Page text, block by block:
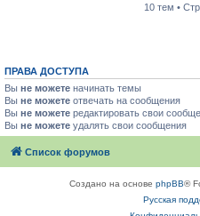
10 тем •
ПРАВА ДОСТУПА
Вы не можете начинать темы
Вы не можете отвечать на сообщения
Вы не можете редактировать свои
Вы не можете удалять свои сообщения
Список форумов
Создано на основе phpBB®
Русская